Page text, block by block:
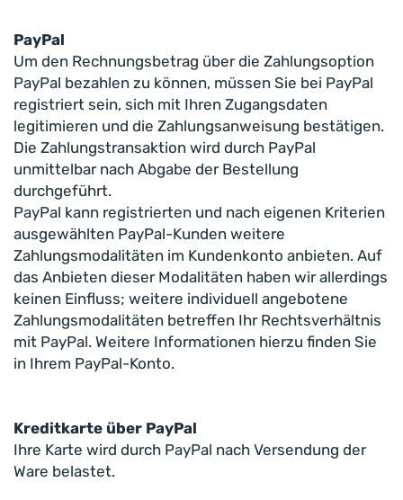
PayPal
Um den Rechnungsbetrag über die Zahlungsoption
PayPal bezahlen zu können, müssen Sie bei PayPal
registriert sein, sich mit Ihren Zugangsdaten
legitimieren und die Zahlungsanweisung bestätigen.
Die Zahlungstransaktion wird durch PayPal
unmittelbar nach Abgabe der Bestellung
durchgeführt.
PayPal kann registrierten und nach eigenen Kriterien
ausgewählten PayPal-Kunden weitere
Zahlungsmodalitäten im Kundenkonto anbieten. Auf
das Anbieten dieser Modalitäten haben wir allerdings
keinen Einfluss; weitere individuell angebotene
Zahlungsmodalitäten betreffen Ihr Rechtsverhältnis
mit PayPal. Weitere Informationen hierzu finden Sie
in Ihrem PayPal-Konto.
Kreditkarte über PayPal
Ihre Karte wird durch PayPal nach Versendung der
Ware belastet.